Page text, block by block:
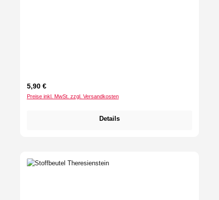
Regulärer Preis:
5,90 €
Preise inkl. MwSt. zzgl. Versandkosten
Details